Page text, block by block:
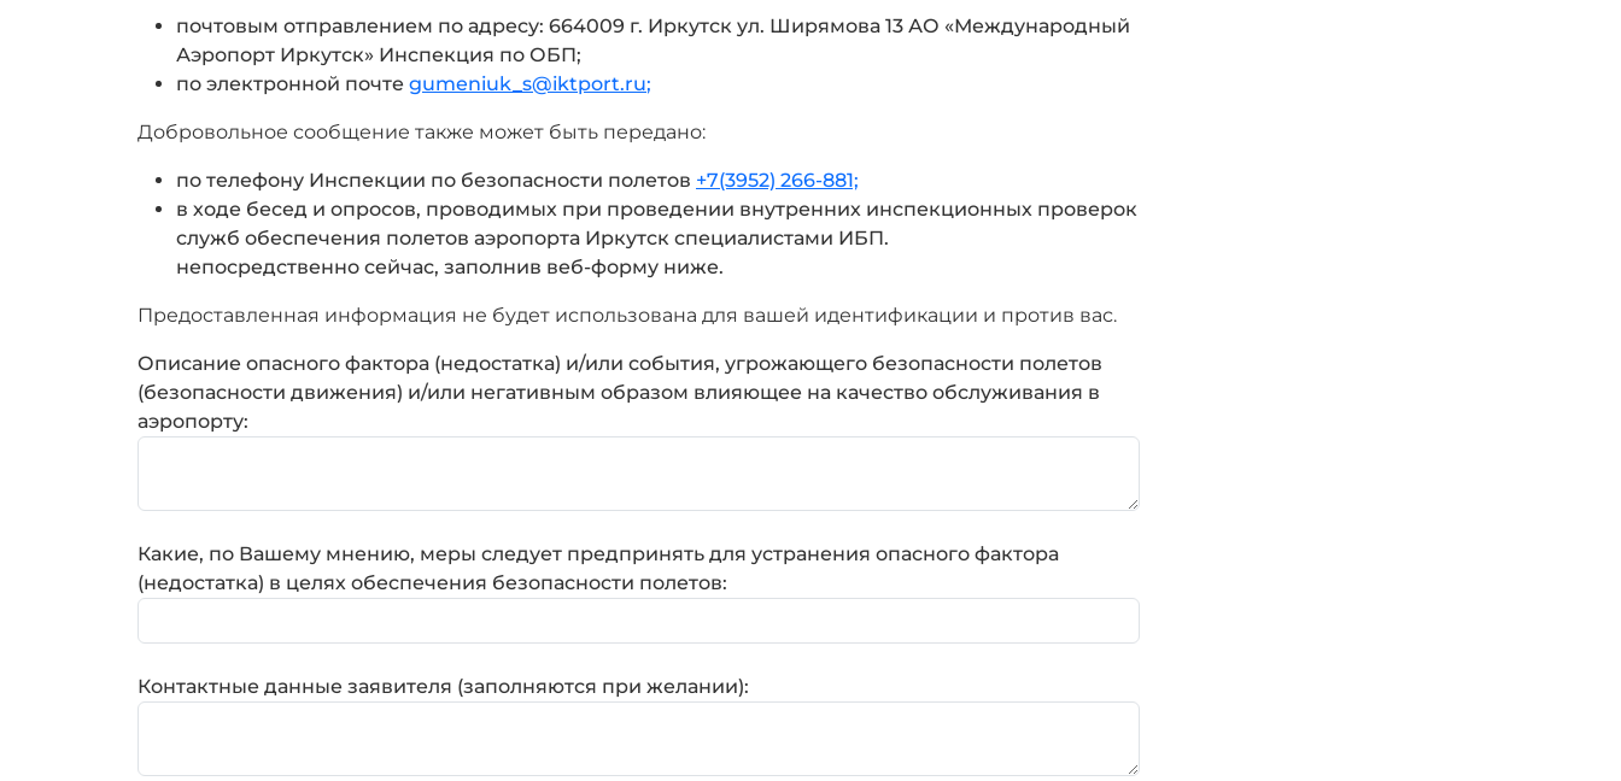
почтовым отправлением по адресу: 664009 г. Иркутск ул. Ширямова 13 АО «Международный
Аэропорт Иркутск» Инспекция по ОБП;
по электронной почте gumeniuk_s@iktport.ru;
Добровольное сообщение также может быть передано:
по телефону Инспекции по безопасности полетов +7(3952) 266-881;
в ходе бесед и опросов, проводимых при проведении внутренних инспекционных проверок
служб обеспечения полетов аэропорта Иркутск специалистами ИБП.
непосредственно сейчас, заполнив веб-форму ниже.
Предоставленная информация не будет использована для вашей идентификации и против вас.
Описание опасного фактора (недостатка) и/или события, угрожающего безопасности полетов
(безопасности движения) и/или негативным образом влияющее на качество обслуживания в
аэропорту:
Какие, по Вашему мнению, меры следует предпринять для устранения опасного фактора
(недостатка) в целях обеспечения безопасности полетов:
Контактные данные заявителя (заполняются при желании):